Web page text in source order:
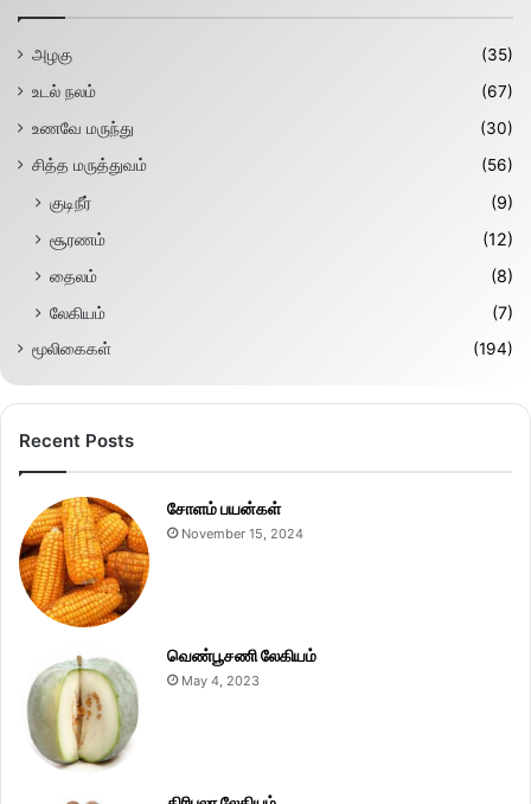
அழகு
(35)
உடல் நலம்
(67)
உணவே மருந்து
(30)
சித்த மருத்துவம்
(56)
குடிநீர்
(9)
சூரணம்
(12)
தைலம்
(8)
லேகியம்
(7)
மூலிகைகள் (194)
Recent Posts
சோளம் பயன்கள்
November 15, 2024
வெண்பூசணி லேகியம்
May 4, 2023